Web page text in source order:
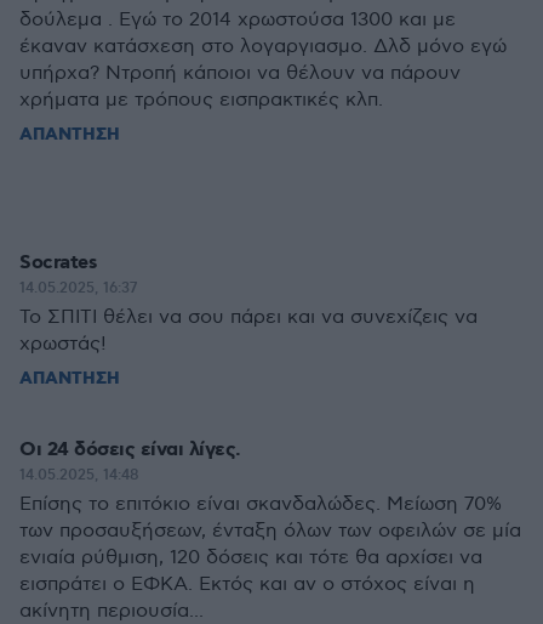
δούλεμα . Εγώ το 2014 χρωστούσα 1300 και με
έκαναν κατάσχεση στο λογαργιασμο. Δλδ μόνο εγώ
υπήρχα? Ντροπή κάποιοι να θέλουν να πάρουν
χρήματα με τρόπους εισπρακτικές κλπ.
ΑΠΑΝΤΗΣΗ
Socrates
14.05.2025, 16:37
Το ΣΠΙΤΙ θέλει να σου πάρει και να συνεχίζεις να
χρωστάς!
ΑΠΑΝΤΗΣΗ
Οι 24 δόσεις είναι λίγες.
14.05.2025, 14:48
Επίσης το επιτόκιο είναι σκανδαλώδες. Μείωση 70%
των προσαυξήσεων, ένταξη όλων των οφειλών σε μία
ενιαία ρύθμιση, 120 δόσεις και τότε θα αρχίσει να
εισπράτει ο ΕΦΚΑ. Εκτός και αν ο στόχος είναι η
ακίνητη περιουσία...